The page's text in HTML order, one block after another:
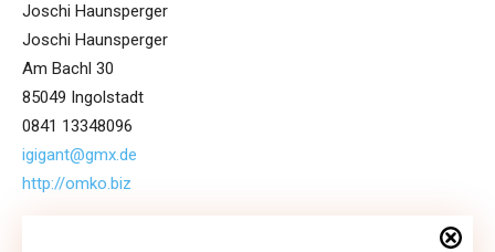
Joschi Haunsperger
Joschi Haunsperger
Am Bachl 30
85049 Ingolstadt
0841 13348096
igigant@gmx.de
http://omko.biz